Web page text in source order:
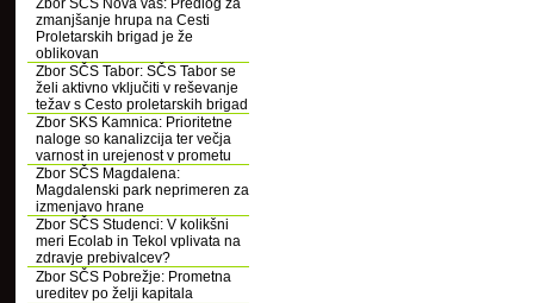
Zbor SČS Nova vas: Predlog za
zmanjšanje hrupa na Cesti
Proletarskih brigad je že
oblikovan
Zbor SČS Tabor: SČS Tabor se
želi aktivno vključiti v reševanje
težav s Cesto proletarskih brigad
Zbor SKS Kamnica: Prioritetne
naloge so kanalizcija ter večja
varnost in urejenost v prometu
Zbor SČS Magdalena:
Magdalenski park neprimeren za
izmenjavo hrane
Zbor SČS Studenci: V kolikšni
meri Ecolab in Tekol vplivata na
zdravje prebivalcev?
Zbor SČS Pobrežje: Prometna
ureditev po želji kapitala